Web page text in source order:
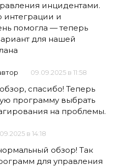
инцидентами.
и
помогла — теперь
для нашей
09.09.2025 в 11:58
спасибо! Теперь
программу выбрать
на проблемы.
в 14:18
обзор! Так
для управления